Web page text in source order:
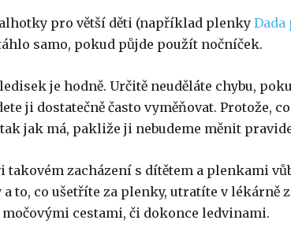
pro větší děti (například plenky Dada
samo, pokud půjde použít nočníček.
je hodně. Určitě neuděláte chybu,
ji dostatečně často vyměňovat. Protože,
jak má, pakliže ji nebudeme měnit
takovém zacházení s dítětem a plenkami
to, co ušetříte za plenky, utratíte v lékárně
cestami, či dokonce ledvinami.